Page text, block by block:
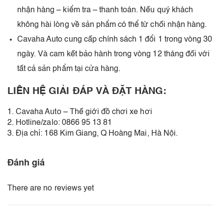
nhận hàng – kiểm tra – thanh toán. Nếu quý khách
không hài lòng về sản phẩm có thể từ chối nhận hàng.
Cavaha Auto cung cấp chính sách 1 đổi 1 trong vòng 30
ngày. Và cam kết bảo hành trong vòng 12 tháng đối với
tất cả sản phẩm tại cửa hàng.
LIÊN HỆ GIẢI ĐÁP VÀ ĐẶT HÀNG:
1. Cavaha Auto – Thế giới đồ chơi xe hơi
2. Hotline/zalo: 0866 95 13 81
3. Địa chỉ: 168 Kim Giang, Q Hoàng Mai, Hà Nội.
Đánh giá
There are no reviews yet